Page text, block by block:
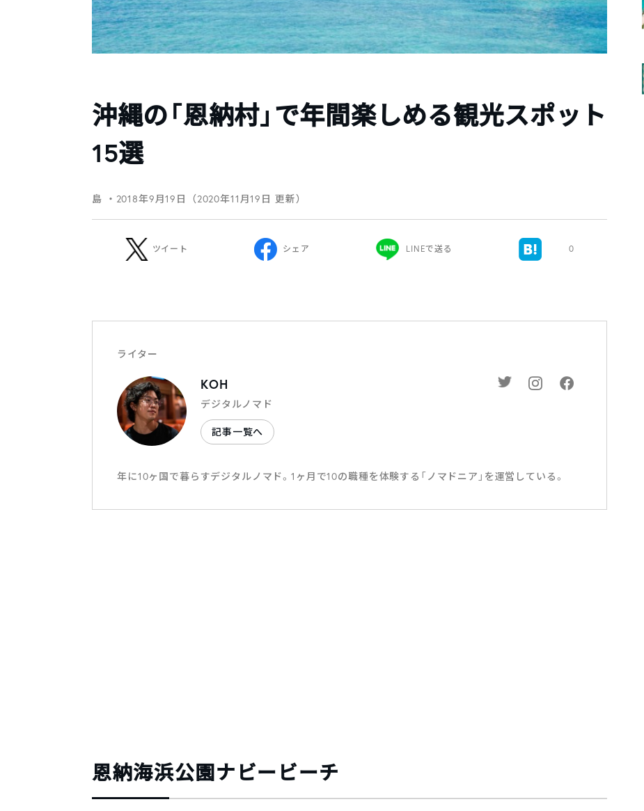
沖縄の「恩納村」で年間楽しめる観光スポット
15選
島 ・2018年9月19日（2020年11月19日 更新）
ツイート シェア LINEで送る 0
ライター
KOH
デジタルノマド
記事一覧へ
年に10ヶ国で暮らすデジタルノマド。1ヶ月で10の職種を体験する「ノマドニア」を運営している。
恩納海浜公園ナビービーチ